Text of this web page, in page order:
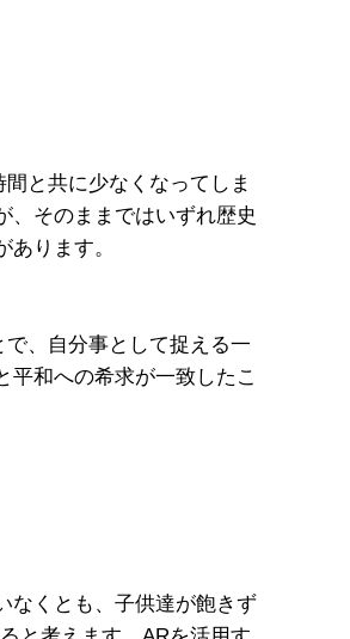
と共に少なくなってしま
、そのままではいずれ歴史
ります。
、自分事として捉える一
和への希求が一致したこ
なくとも、子供達が飽きず